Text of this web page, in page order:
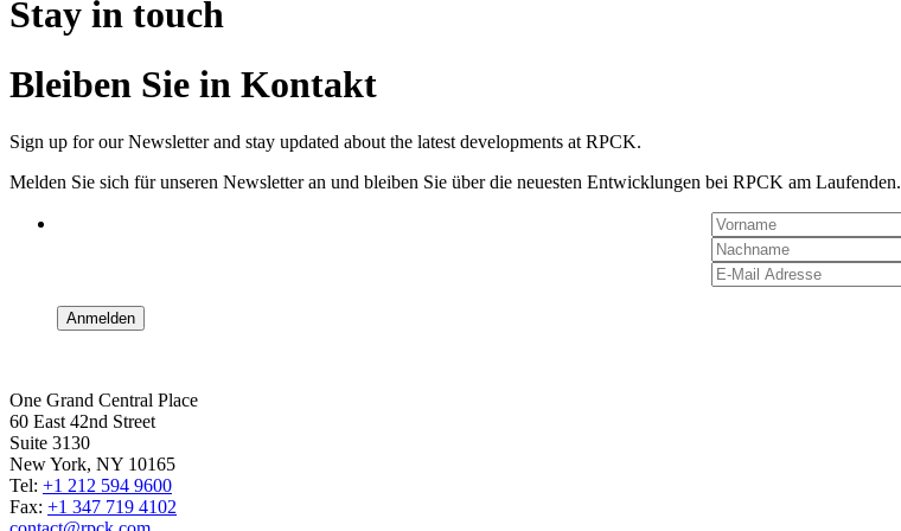
Stay in touch
Bleiben Sie in Kontakt
Sign up for our Newsletter and stay updated about the latest developments at RPCK.
Melden Sie sich für unseren Newsletter an und bleiben Sie über die neuesten Entwicklungen bei RPCK am Laufenden.
One Grand Central Place
60 East 42nd Street
Suite 3130
New York, NY 10165
Tel: +1 212 594 9600
Fax: +1 347 719 4102